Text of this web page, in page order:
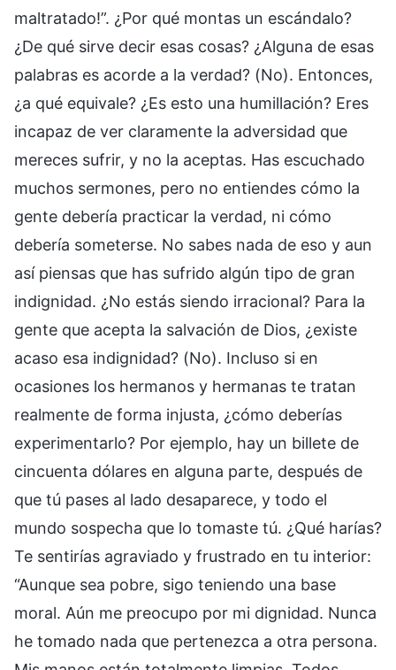
maltratado!”. ¿Por qué montas un escándalo?
¿De qué sirve decir esas cosas? ¿Alguna de esas
palabras es acorde a la verdad? (No). Entonces,
¿a qué equivale? ¿Es esto una humillación? Eres
incapaz de ver claramente la adversidad que
mereces sufrir, y no la aceptas. Has escuchado
muchos sermones, pero no entiendes cómo la
gente debería practicar la verdad, ni cómo
debería someterse. No sabes nada de eso y aun
así piensas que has sufrido algún tipo de gran
indignidad. ¿No estás siendo irracional? Para la
gente que acepta la salvación de Dios, ¿existe
acaso esa indignidad? (No). Incluso si en
ocasiones los hermanos y hermanas te tratan
realmente de forma injusta, ¿cómo deberías
experimentarlo? Por ejemplo, hay un billete de
cincuenta dólares en alguna parte, después de
que tú pases al lado desaparece, y todo el
mundo sospecha que lo tomaste tú. ¿Qué harías?
Te sentirías agraviado y frustrado en tu interior:
“Aunque sea pobre, sigo teniendo una base
moral. Aún me preocupo por mi dignidad. Nunca
he tomado nada que pertenezca a otra persona.